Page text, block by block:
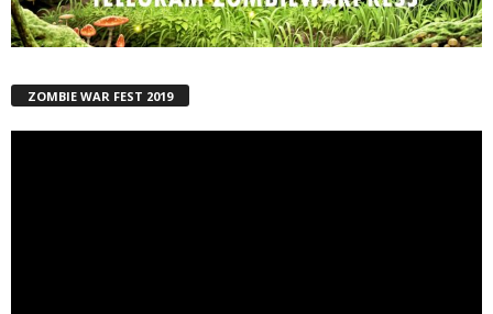
ZOMBIE WAR FEST 2019